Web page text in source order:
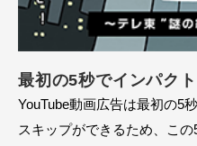
最初の5秒でインパク
YouTube動画広告は最初の5
スキップができるため、こ